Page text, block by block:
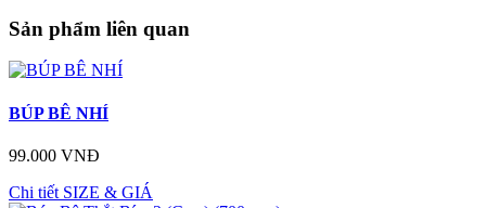
Sản phẩm liên quan
BÚP BÊ NHÍ
99.000 VNĐ
Chi tiết SIZE & GIÁ